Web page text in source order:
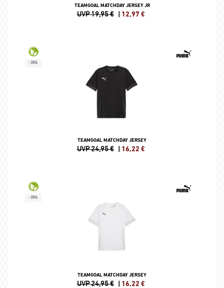
TEAMGOAL MATCHDAY JERSEY JR
UVP 19,95 € | 12,97 €
-35%
TEAMGOAL MATCHDAY JERSEY
UVP 24,95 € | 16,22 €
-35%
TEAMGOAL MATCHDAY JERSEY
UVP 24,95 € | 16,22 €